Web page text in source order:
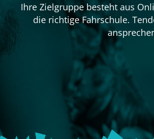
Ihre Zielgruppe besteht aus
die richtige Fahrschule.